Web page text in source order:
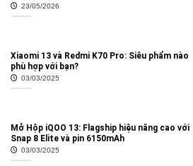
23/05/2026
Xiaomi 13 và Redmi K70 Pro: Siêu phẩm nào
phù hợp với bạn?
03/03/2025
Mở Hộp iQOO 13: Flagship hiệu năng cao với
Snap 8 Elite và pin 6150mAh
03/03/2025